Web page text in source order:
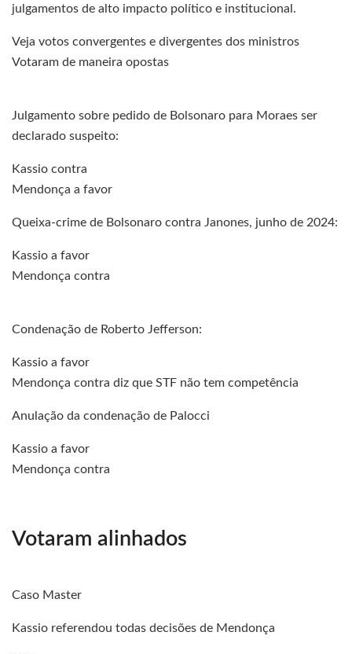
julgamentos de alto impacto político e institucional.
Veja votos convergentes e divergentes dos ministros
Votaram de maneira opostas
Julgamento sobre pedido de Bolsonaro para Moraes ser
declarado suspeito:
Kassio contra
Mendonça a favor
Queixa-crime de Bolsonaro contra Janones, junho de 2024:
Kassio a favor
Mendonça contra
Condenação de Roberto Jefferson:
Kassio a favor
Mendonça contra diz que STF não tem competência
Anulação da condenação de Palocci
Kassio a favor
Mendonça contra
Votaram alinhados
Caso Master
Kassio referendou todas decisões de Mendonça